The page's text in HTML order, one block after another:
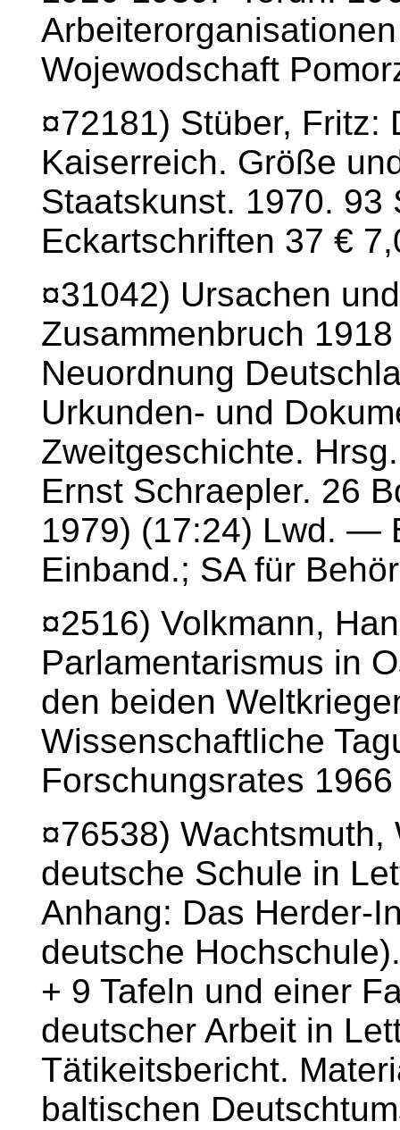
Wojewodschaft
¤72181) Stüber, Fritz:
Kaiserreich. Größe
Staatskunst. 1970. 93
Eckartschriften 37 €
¤31042) Ursachen
Zusammenbruch
Neuordnung
Urkunden- und
Zweitgeschichte.
Ernst Schraepler. 26
1979) (17:24) Lwd. —
Einband.; SA für
¤2516) Volkmann,
Parlamentarismus in
den beiden
Wissenschaftliche
Forschungsrates
¤76538)
deutsche Schule in
Anhang: Das Herder-
deutsche
+ 9 Tafeln und einer
deutscher Arbeit in
Tätikeitsbericht.
baltischen